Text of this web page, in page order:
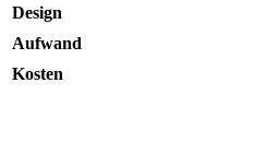
Design
Aufwand
Kosten